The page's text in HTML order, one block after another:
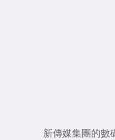
新傳媒集團的數